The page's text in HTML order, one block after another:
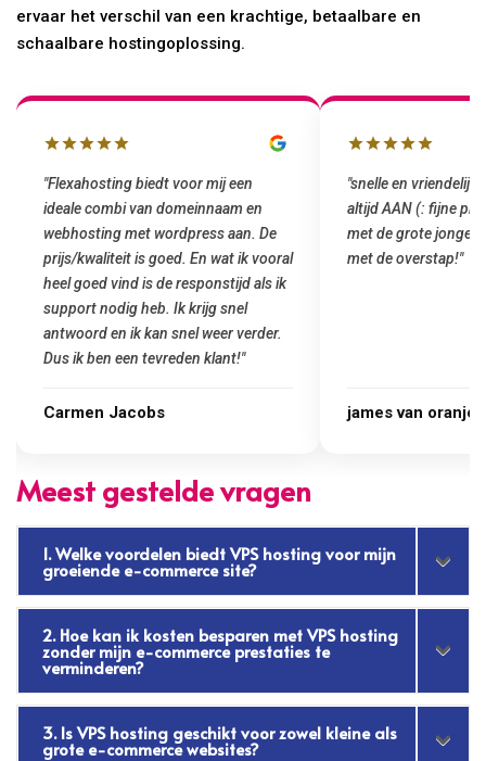
ervaar het verschil van een krachtige, betaalbare en
schaalbare hostingoplossing.
"snelle en vriendelijke service. staat
altijd AAN (: fijne prijzen vergeleken
met de grote jongens en dus nu al blij
met de overstap!"
james van oranje
"Top service. Ik had
het installeren van
was meteen door
gemaakt. Top
Marcel Thijs
Meest gestelde vragen
1. Welke voordelen biedt VPS hosting voor mijn
groeiende e-commerce site?
2. Hoe kan ik kosten besparen met VPS hosting
zonder mijn e-commerce prestaties te
verminderen?
3. Is VPS hosting geschikt voor zowel kleine als
grote e-commerce websites?